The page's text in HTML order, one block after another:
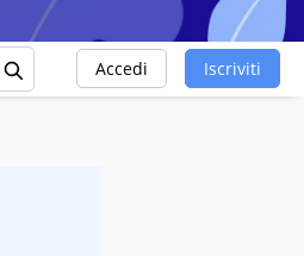
Accedi Iscriviti